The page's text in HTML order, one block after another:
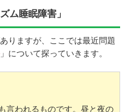
ム睡眠障害」
りますが、ここでは最近問題
」について探っていきます。
言われるものです。昼と夜の